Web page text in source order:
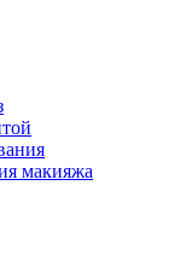
макияжа